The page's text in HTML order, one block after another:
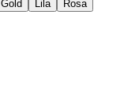
Gold Lila Rosa